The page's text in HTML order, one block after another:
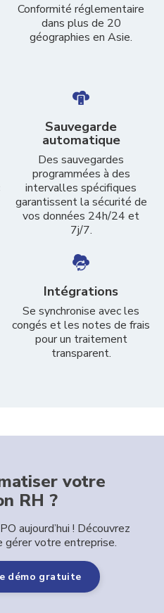
Conformité réglementaire
dans plus de 20
géographies en Asie.
Sauvegarde
automatique
Des sauvegardes
programmées à des
intervalles spécifiques
garantissent la sécurité de
vos données 24h/24 et
7j/7.
Intégrations
Se synchronise avec les
congés et les notes de frais
pour un traitement
transparent.
votre
RH ?
aujourd’hui ! Découvrez
gérer votre entreprise.
démo gratuite